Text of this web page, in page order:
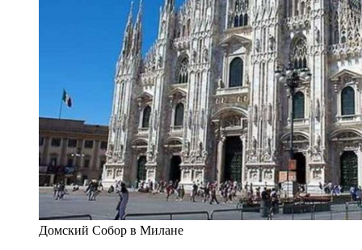
Домский Собор в Милане